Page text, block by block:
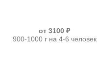
от 3100 ₽
900-1000 г на 4-6 человек